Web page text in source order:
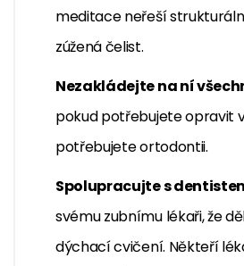
meditace neřeší
zúžená čelist.
Nezakládejte na ní
pokud potřebujete opravit
potřebujete ortodontii.
Spolupracujte s
svému zubnímu lékaři, že
dýchací cvičení. Někteří